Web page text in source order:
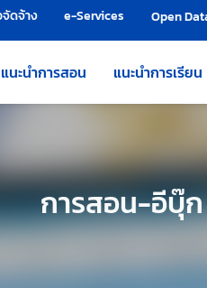
ดจ้าง e-Services Open
แนะนำการสอน แนะนำการเรียน
การสอน-อีบุ๊ก